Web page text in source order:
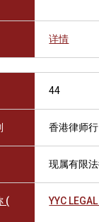
详情
44
香港律师行
现属有限
(
YYC